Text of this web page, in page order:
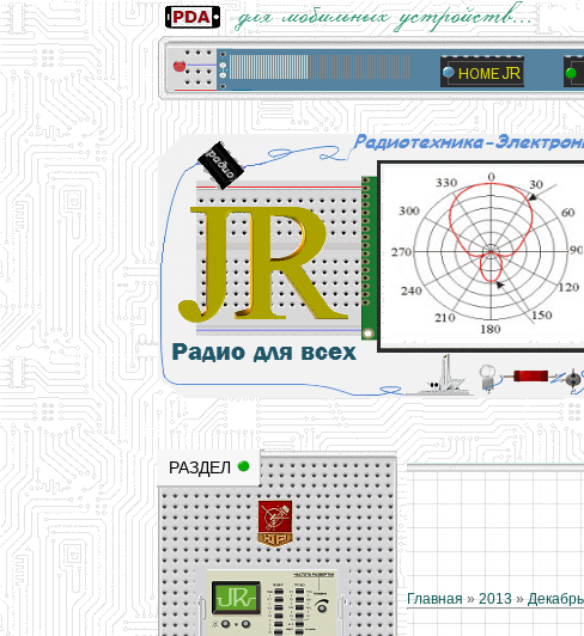
Научно-популярный образовательный ресурс
Основы электричества, учебные
РАЗДЕЛ
Главная»2013 » Декабрь